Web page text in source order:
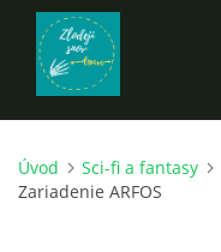
ÚVOD
Úvod Sci-fi a fantasy
Zariadenie ARFOS